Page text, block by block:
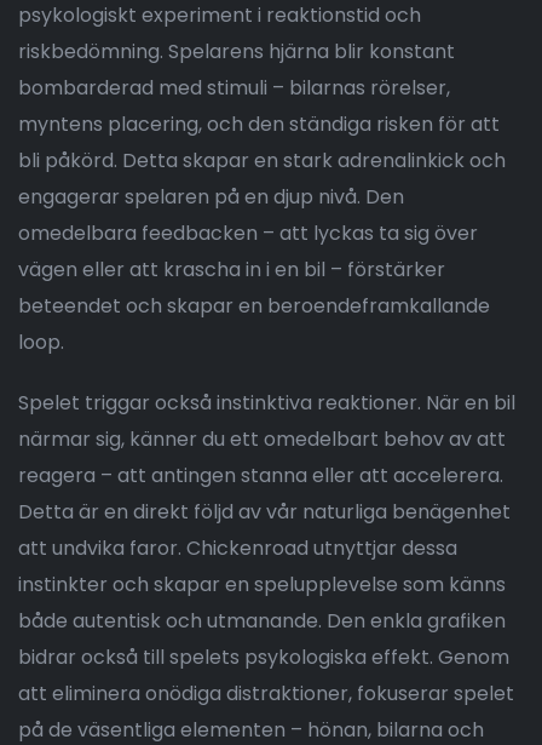
psykologiskt experiment i reaktionstid och
riskbedömning. Spelarens hjärna blir konstant
bombarderad med stimuli – bilarnas rörelser,
myntens placering, och den ständiga risken för att
bli påkörd. Detta skapar en stark adrenalinkick och
engagerar spelaren på en djup nivå. Den
omedelbara feedbacken – att lyckas ta sig över
vägen eller att krascha in i en bil – förstärker
beteendet och skapar en beroendeframkallande
loop.
Spelet triggar också instinktiva reaktioner. När en bil
närmar sig, känner du ett omedelbart behov av att
reagera – att antingen stanna eller att accelerera.
Detta är en direkt följd av vår naturliga benägenhet
att undvika faror. Chickenroad utnyttjar dessa
instinkter och skapar en spelupplevelse som känns
både autentisk och utmanande. Den enkla grafiken
bidrar också till spelets psykologiska effekt. Genom
att eliminera onödiga distraktioner, fokuserar spelet
på de väsentliga elementen – hönan, bilarna och